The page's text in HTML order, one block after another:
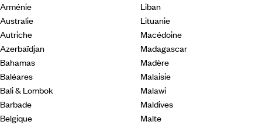
Arménie
Australie
Autriche
Azerbaïdjan
Bahamas
Baléares
Bali & Lombok
Barbade
Belgique
Liban
Lituanie
Macédoine
Madagascar
Madère
Malaisie
Malawi
Maldives
Malte